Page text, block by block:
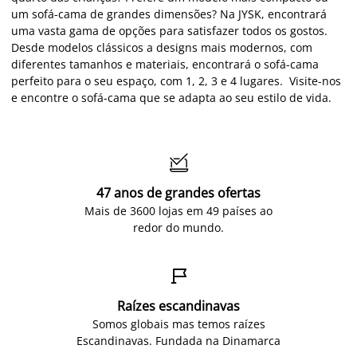
um sofá-cama de grandes dimensões? Na JYSK, encontrará
uma vasta gama de opções para satisfazer todos os gostos.
Desde modelos clássicos a designs mais modernos, com
diferentes tamanhos e materiais, encontrará o sofá-cama
perfeito para o seu espaço, com 1, 2, 3 e 4 lugares. Visite-nos
e encontre o sofá-cama que se adapta ao seu estilo de vida.

47 anos de grandes ofertas
Mais de 3600 lojas em 49 países ao
redor do mundo.

Raízes escandinavas
Somos globais mas temos raízes
Escandinavas. Fundada na Dinamarca